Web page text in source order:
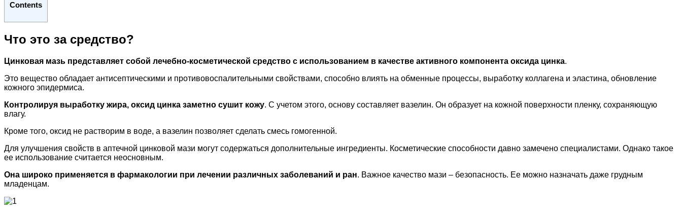
Contents
Что это за средство?
Цинковая мазь представляет собой лечебно-косметической средство с использованием в качестве активного компонента оксида цинка.
Это вещество обладает антисептическими и противовоспалительными свойствами, способно влиять на обменные процессы, выработку коллагена и эластина, обновление
кожного эпидермиса.
Контролируя выработку жира, оксид цинка заметно сушит кожу. С учетом этого, основу составляет вазелин. Он образует на кожной поверхности пленку, сохраняющую
влагу.
Кроме того, оксид не растворим в воде, а вазелин позволяет сделать смесь гомогенной.
Для улучшения свойств в аптечной цинковой мази могут содержаться дополнительные ингредиенты. Косметические способности давно замечено специалистами. Однако такое
ее использование считается неосновным.
Она широко применяется в фармакологии при лечении различных заболеваний и ран. Важное качество мази – безопасность. Ее можно назначать даже грудным
младенцам.